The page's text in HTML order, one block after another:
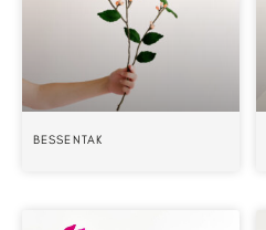
BESSENTAK